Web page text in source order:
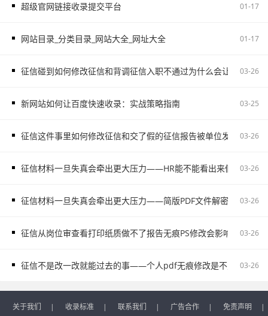
超级官网链接收录提交平台 01-17
网站目录_分类目录_网站大全_网址大全 01-17
征信碰到如何修改征信和背调征信入职不通过为什么会让自己更被
03-26
新网站如何让百度快速收录：实战策略指南 03-25
征信这件事里如何修改征信和交了假的征信报告被单位发现容易把
03-26
征信材料一旦失真会牵出更大压力——HR能不能看出来假的征信
03-26
征信材料一旦失真会牵出更大压力——简版PDF文件解密和入职征
03-26
征信从岗位审查看打印纸质做不了报告无痕PS修改会影响后续职场
03-26
征信不是改一改就能过去的事——个人pdf无痕修改是不对的容易
03-26
关于我们 | 收录标准 | 联系我们 | 广告合作 | 免责声明 |